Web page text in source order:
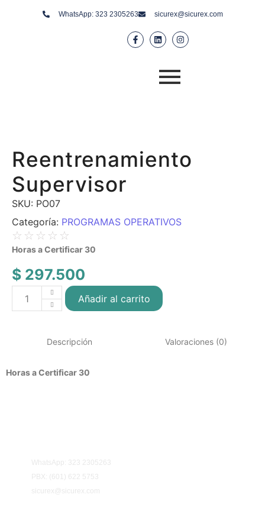
WhatsApp: 323 2305263 sicurex@sicurex.com
Reentrenamiento
Supervisor
SKU: PO07
Categoría: PROGRAMAS OPERATIVOS
☆ ☆ ☆ ☆ ☆
Horas a Certificar 30
$ 297.500
Añadir al carrito
Descripción Valoraciones (0)
Horas a Certificar 30
WhatsApp: 323 2305263
PBX: (601) 622 5753
sicurex@sicurex.com